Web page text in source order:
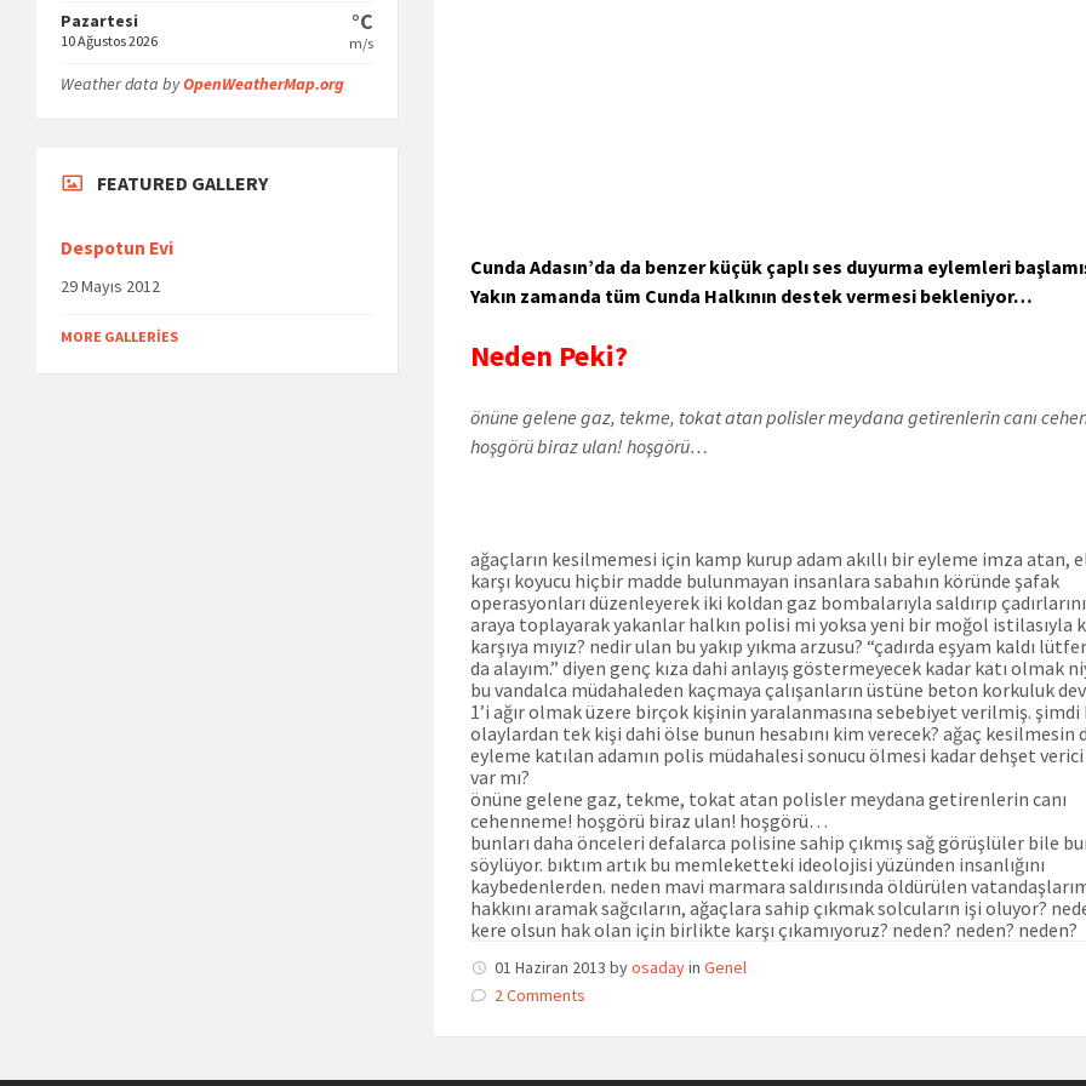
Cunda Adasın’da da benzer küçük çaplı ses duyurma eylemleri
Yakın zamanda tüm Cunda Halkının destek vermesi bekleniyor…
Neden Peki?
önüne gelene gaz, tekme, tokat atan polisler meydana getirenlerin canı
hoşgörü biraz ulan! hoşgörü…
ağaçların kesilmemesi için kamp kurup adam akıllı bir eyleme imza atan,
karşı koyucu hiçbir madde bulunmayan insanlara sabahın köründe şafak
operasyonları düzenleyerek iki koldan gaz bombalarıyla saldırıp
araya toplayarak yakanlar halkın polisi mi yoksa yeni bir moğol istilasıyla
karşıya mıyız? nedir ulan bu yakıp yıkma arzusu? “çadırda eşyam kaldı
da alayım.” diyen genç kıza dahi anlayış göstermeyecek kadar katı olmak
bu vandalca müdahaleden kaçmaya çalışanların üstüne beton korkuluk
1’i ağır olmak üzere birçok kişinin yaralanmasına sebebiyet verilmiş. şimdi
olaylardan tek kişi dahi ölse bunun hesabını kim verecek? ağaç kesilmesin
eyleme katılan adamın polis müdahalesi sonucu ölmesi kadar dehşet
var mı?
önüne gelene gaz, tekme, tokat atan polisler meydana getirenlerin canı
cehenneme! hoşgörü biraz ulan! hoşgörü…
bunları daha önceleri defalarca polisine sahip çıkmış sağ görüşlüler bile
söylüyor. bıktım artık bu memleketteki ideolojisi yüzünden insanlığını
kaybedenlerden. neden mavi marmara saldırısında öldürülen
hakkını aramak sağcıların, ağaçlara sahip çıkmak solcuların işi oluyor?
kere olsun hak olan için birlikte karşı çıkamıyoruz? neden? neden? neden?
01 Haziran 2013byosadayinGenel
2 Comments
Pazartesi
10 Ağustos 2026
°C
m/s
Weather data byOpenWeatherMap.org
FEATURED GALLERY
Despotun Evi
29 Mayıs 2012
MORE GALLERIES